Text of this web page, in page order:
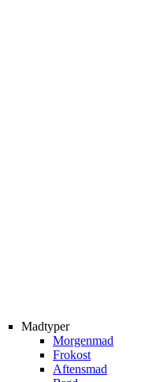
Madtyper
Morgenmad
Frokost
Aftensmad